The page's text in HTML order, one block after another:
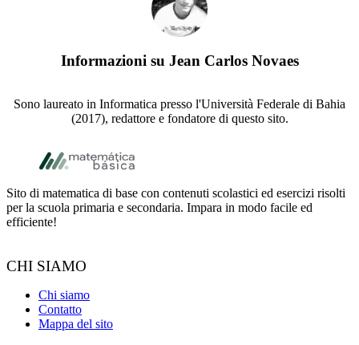
Informazioni su Jean Carlos Novaes
Sono laureato in Informatica presso l'Università Federale di Bahia
(2017), redattore e fondatore di questo sito.
Footer
Sito di matematica di base con contenuti scolastici ed esercizi risolti
per la scuola primaria e secondaria. Impara in modo facile ed
efficiente!
CHI SIAMO
Chi siamo
Contatto
Mappa del sito